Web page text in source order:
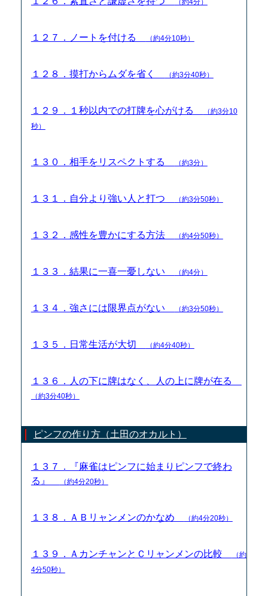
１２７．ノートを付ける （約4分10秒）
１２８．摸打からムダを省く （約3分40秒）
１２９．１秒以内での打牌を心がける
（約3分10
秒）
１３０．相手をリスペクトする （約3分）
１３１．自分より強い人と打つ （約3分50秒）
１３２．感性を豊かにする方法 （約4分50秒）
１３３．結果に一喜一憂しない （約4分）
１３４．強さには限界点がない （約3分50秒）
１３５．日常生活が大切 （約4分40秒）
１３６．人の下に牌はなく、人の上に牌が在る
（約3分40秒）
ピンフの作り方（土田のオカルト）
１３７．『麻雀はピンフに始まりピンフで終わ
る』
（約4分20秒）
１３８．ＡＢリャンメンのかなめ （約4分20秒）
１３９．ＡカンチャンとＣリャンメンの比較
（約
4分50秒）